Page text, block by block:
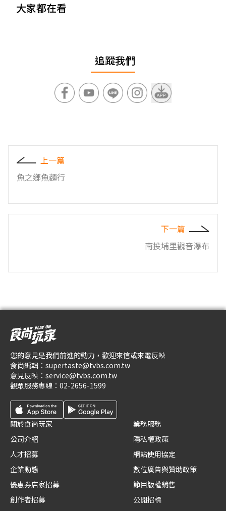
大家都在看
追蹤我們
上一篇
魚之鄉魚麵行
下一篇
南投埔里觀音瀑布
您的意見是我們前進的動力，歡迎來信或來電反映
食尚編輯： supertaste@tvbs.com.tw
意見反映： service@tvbs.com.tw
觀眾服務專線： 02-2656-1599
關於食尚玩家
公司介紹
人才招募
企業動態
優惠券店家招募
創作者招募
業務服務
隱私權政策
網站使用協定
數位廣告與贊助政策
節目版權銷售
公開招標